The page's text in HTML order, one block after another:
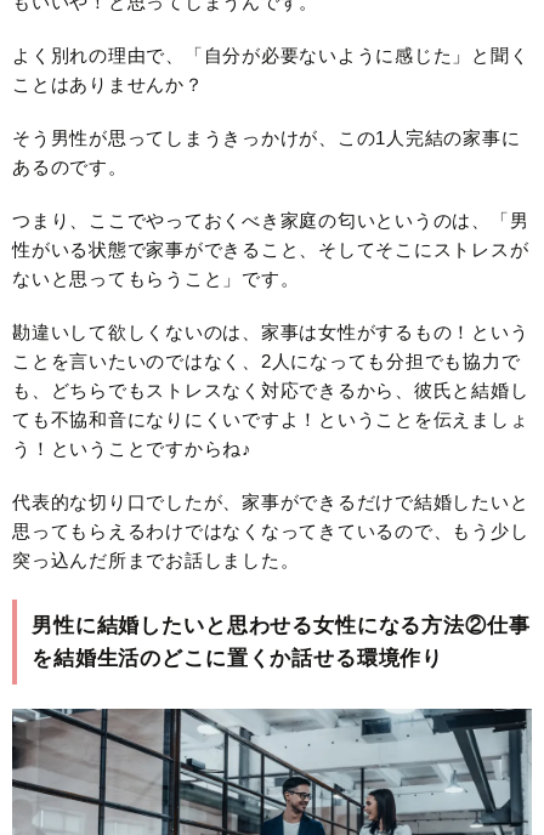
よく別れの理由で、「自分が必要ないように感じた」と聞く
ことはありませんか？
そう男性が思ってしまうきっかけが、この1人完結の家事に
あるのです。
つまり、ここでやっておくべき家庭の匂いというのは、「男
性がいる状態で家事ができること、そしてそこにストレスが
ないと思ってもらうこと」です。
勘違いして欲しくないのは、家事は女性がするもの！という
ことを言いたいのではなく、2人になっても分担でも協力で
も、どちらでもストレスなく対応できるから、彼氏と結婚し
ても不協和音になりにくいですよ！ということを伝えましょ
う！ということですからね♪
代表的な切り口でしたが、家事ができるだけで結婚したいと
思ってもらえるわけではなくなってきているので、もう少し
突っ込んだ所までお話しました。
男性に結婚したいと思わせる女性になる方法②仕事
を結婚生活のどこに置くか話せる環境作り